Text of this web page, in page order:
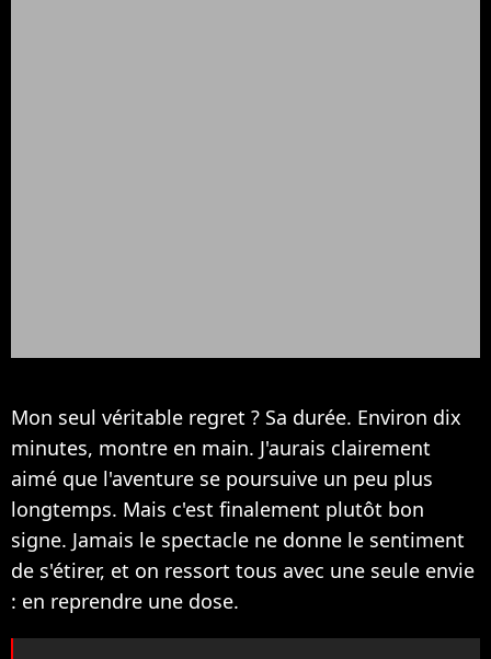
Mon seul véritable regret ? Sa durée. Environ dix
minutes, montre en main. J'aurais clairement
aimé que l'aventure se poursuive un peu plus
longtemps. Mais c'est finalement plutôt bon
signe. Jamais le spectacle ne donne le sentiment
de s'étirer, et on ressort tous avec une seule envie
: en reprendre une dose.